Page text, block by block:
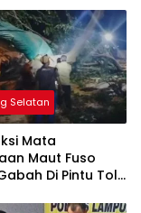
Selatan
Mata
Maut Fuso
Di Pintu Tol